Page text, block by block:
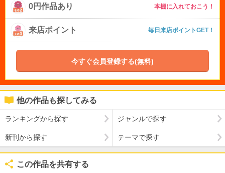
0円作品あり 本棚に入れておこう！
来店ポイント 毎日来店ポイントGET！
今すぐ会員登録する(無料)
他の作品も探してみる
ランキングから探す ジャンルで探す
新刊から探す テーマで探す
この作品を共有する